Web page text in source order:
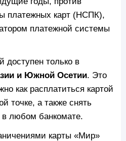
платежных карт (НСПК),
платежной системы
доступен только в
и Южной Осетии. Это
как расплатиться картой
точке, а также снять
в любом банкомате.
карты «Мир»